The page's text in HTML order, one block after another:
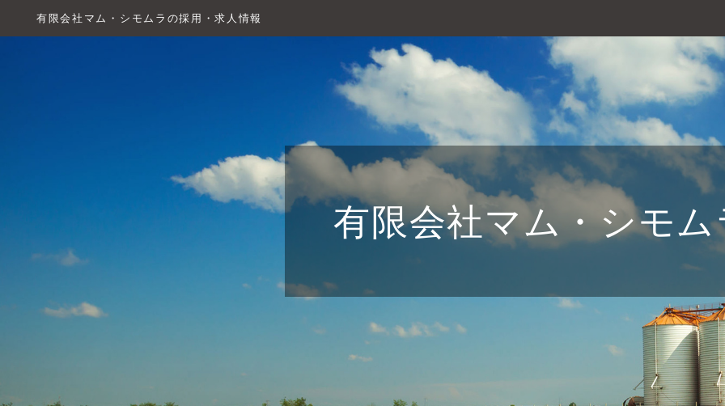
有限会社マム・シモムラの採用・求人情報
有限会社マム・シモム